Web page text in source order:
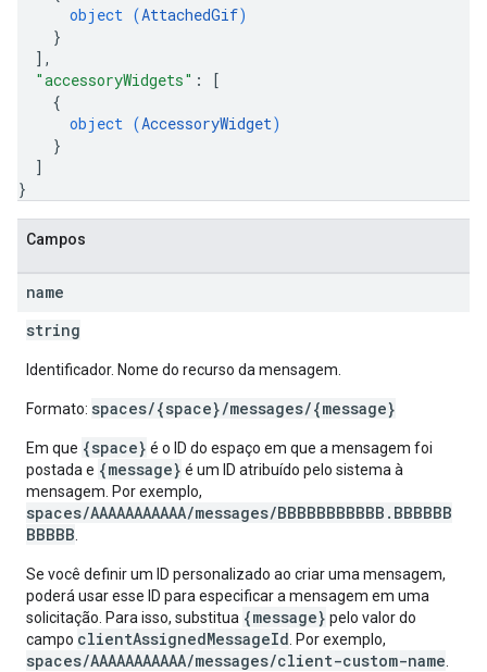
object (AttachedGif)
}
] ,
"accessoryWidgets" :
[
{
object (AccessoryWidget)
}
]
}
Campos
name
string
Identificador. Nome do recurso da mensagem.
Formato: spaces/{space}/messages/{message}
Em que {space} é o ID do espaço em que a mensagem foi
postada e {message} é um ID atribuído pelo sistema à
mensagem. Por exemplo,
spaces/AAAAAAAAAAA/messages/BBBBBBBBBBB.BBBBBB
BBBBB
Se você definir um ID personalizado ao criar uma mensagem,
poderá usar esse ID para especificar a mensagem em uma
solicitação. Para isso, substitua {message} pelo valor do
campo clientAssignedMessageId . Por exemplo,
spaces/AAAAAAAAAAA/messages/client-custom-name